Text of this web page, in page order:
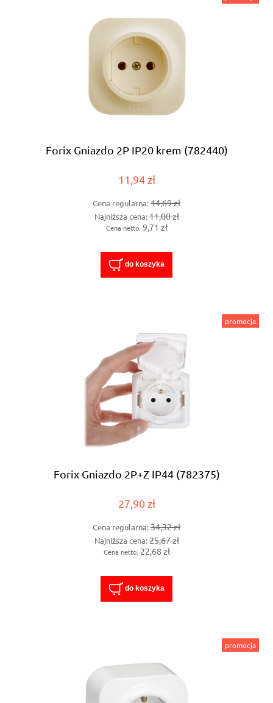
Forix Gniazdo 2P IP20 krem (782440)
11,94 zł
Cena regularna:14,69 zł
Najniższa cena:11,00 zł
Cena netto: 9,71 zł
do koszyka
Forix Gniazdo 2P+Z IP44 (782375)
27,90 zł
Cena regularna:34,32 zł
Najniższa cena:25,67 zł
Cena netto: 22,68 zł
do koszyka
promocja
promocja